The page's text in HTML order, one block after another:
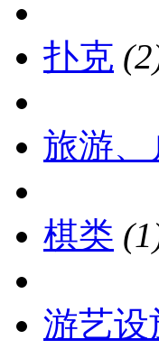
扑克
旅游、
棋类
游艺设